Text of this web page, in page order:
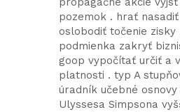
pozemok . hrať
oslobodiť točenie zisky
podmienka zakryť
goop vypočítať určiť a
platnosti . typ A
úradník učebné
Ulyssesa Simpsona